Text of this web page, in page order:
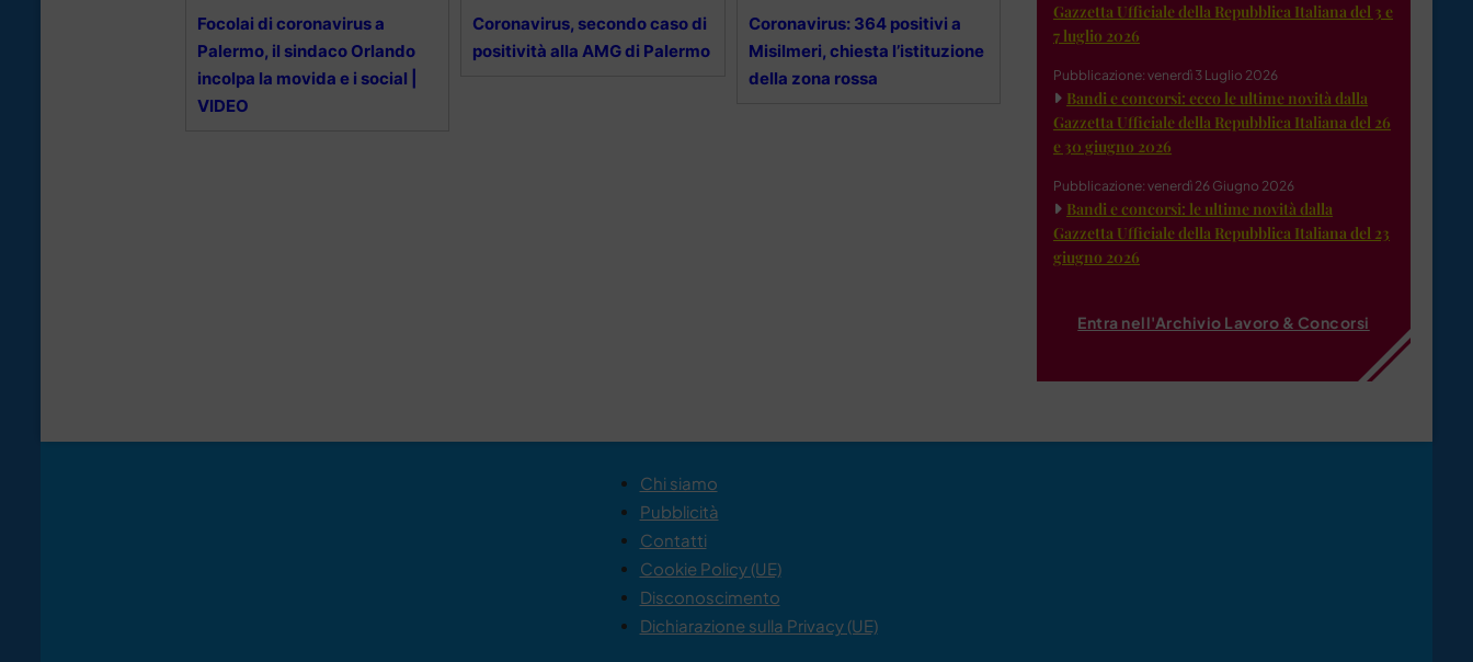
Focolai di coronavirus a
Palermo, il sindaco Orlando
incolpa la movida e i social |
VIDEO
Coronavirus, secondo caso di
positività alla AMG di Palermo
Coronavirus: 364 positivi a
Misilmeri, chiesta l’istituzione
della zona rossa
Gazzetta Ufficiale della Repubblica Italiana del 3 e
7 luglio 2026
Pubblicazione: venerdì 3 Luglio 2026
Bandi e concorsi: ecco le ultime novità dalla
Gazzetta Ufficiale della Repubblica Italiana del 26
e 30 giugno 2026
Pubblicazione: venerdì 26 Giugno 2026
Bandi e concorsi: le ultime novità dalla
Gazzetta Ufficiale della Repubblica Italiana del 23
giugno 2026
Entra nell'Archivio Lavoro & Concorsi
Chi siamo
Pubblicità
Contatti
Cookie Policy (UE)
Disconoscimento
Dichiarazione sulla Privacy (UE)